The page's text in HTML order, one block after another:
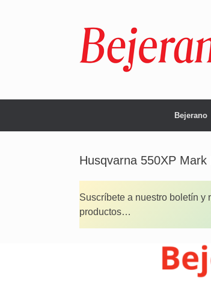
Bejerano
Husqvarna 550XP Mark
Suscríbete a nuestro boletín y
productos…